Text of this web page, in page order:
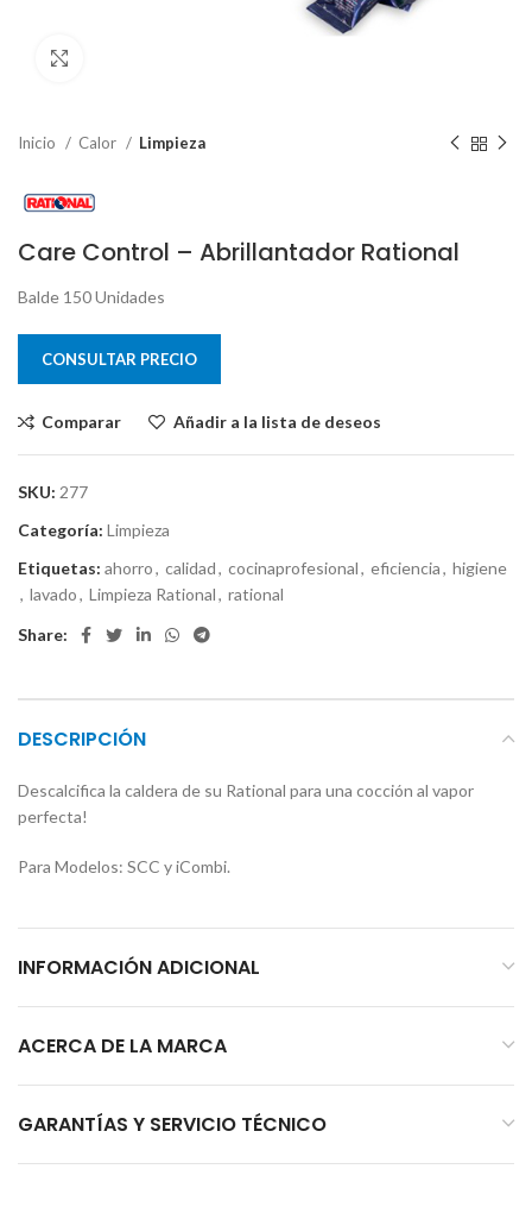
Inicio Calor Limpieza
Care Control – Abrillantador Rational
Balde 150 Unidades
CONSULTAR PRECIO
Comparar Añadir a la lista de deseos
SKU: 277
Categoría: Limpieza
Etiquetas: ahorro, calidad, cocinaprofesional, eficiencia, higiene
, lavado, Limpieza Rational, rational
Share:
DESCRIPCIÓN
Descalcifica la caldera de su Rational para una cocción al vapor
perfecta!
Para Modelos: SCC y iCombi.
INFORMACIÓN ADICIONAL
ACERCA DE LA MARCA
GARANTÍAS Y SERVICIO TÉCNICO